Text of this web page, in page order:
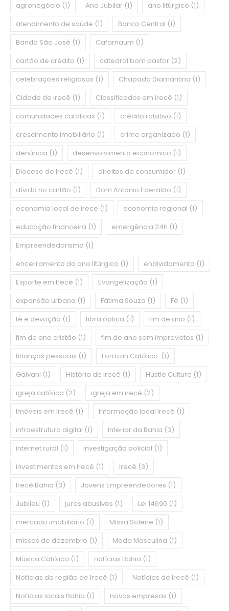
agronegócio (1) Ano Jubilar (1) ano litúrgico (1)
atendimento de saúde (1) Banco Central (1)
Banda São José (1) Cafarnaum (1)
cartão de crédito (1) catedral bom pastor (2)
celebrações religiosas (1) Chapada Diamantina (1)
Cidade de Irecê (1) Classificados em Irecê (1)
comunidades católicas (1) crédito rotativo (1)
crescimento imobiliário (1) crime organizado (1)
denúncia (1) desenvolvimento econômico (1)
Diocese de Irecê (1) direitos do consumidor (1)
dívida no cartão (1) Dom Antonio Ederaldo (1)
economia local de irece (1) economia regional (1)
educação financeira (1) emergência 24h (1)
Empreendedorismo (1)
encerramento do ano litúrgico (1) endividamento (1)
Esporte em Irecê (1) Evangelização (1)
expansão urbana (1) Fátima Souza (1) Fé (1)
fé e devoção (1) fibra óptica (1) fim de ano (1)
fim de ano cristão (1) fim de ano sem imprevistos (1)
finanças pessoais (1) Forrozin Católico. (1)
Galvani (1) História de Irecê (1) Hustle Culture (1)
igreja católica (2) igreja em irecê (2)
Imóveis em Irecê (1) Informação local Irecê (1)
infraestrutura digital (1) Interior da Bahia (3)
internet rural (1) investigação policial (1)
investimentos em Irecê (1) Irecê (3)
Irecê Bahia (3) Jovens Empreendedores (1)
Jubileu (1) juros abusivos (1) Lei 14690 (1)
mercado imobiliário (1) Missa Solene (1)
missas de dezembro (1) Moda Masculina (1)
Música Católica (1) notícias Bahia (1)
Notícias da região de Irecê (1) Notícias de Irecê (1)
Notícias locais Bahia (1) novas empresas (1)